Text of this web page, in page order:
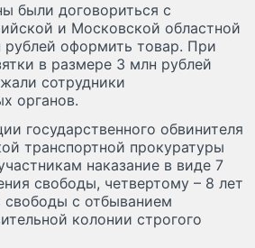
были договориться с
и Московской областной
оформить товар. При
в размере 3 млн рублей
сотрудники
органов.
государственного обвинителя
транспортной прокуратуры
наказание в виде 7
свободы, четвертому – 8 лет
с отбыванием
колонии строгого